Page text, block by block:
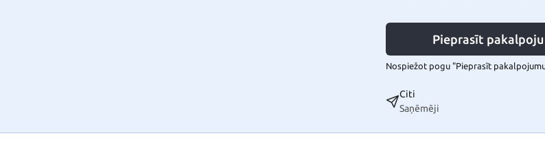
Pieprasīt
Nospiežot pogu "Pieprasīt
Citi
Saņēmēji